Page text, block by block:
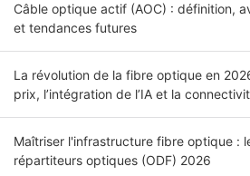
Câble optique actif (AOC) : définition,
et tendances futures
La révolution de la fibre optique en
prix, l’intégration de l’IA et la
Maîtriser l'infrastructure fibre optique :
répartiteurs optiques (ODF) 2026